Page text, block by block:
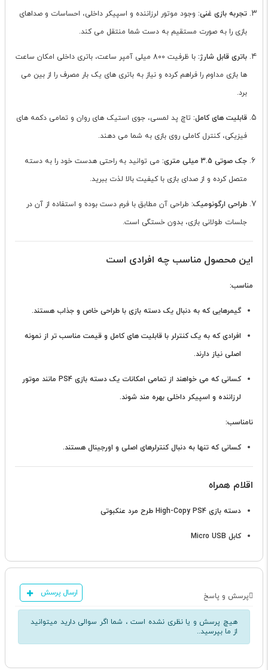
تجربه بازی غنی: وجود موتور لرزاننده و اسپیکر داخلی، احساسات و صداهای
بازی را به صورت مستقیم به دست شما منتقل می کند.
باتری قابل شارژ:
با ظرفیت 800 میلی آمپر ساعت، باتری داخلی امکان ساعت
ها بازی مداوم را فراهم کرده و نیاز به باتری های یک بار مصرف را از بین می
برد.
قابلیت های کامل: تاچ پد لمسی، جوی استیک های روان و تمامی دکمه های
فیزیکی، کنترل کاملی روی بازی به شما می دهند.
جک صوتی 3.5 میلی متری:
می توانید به راحتی هدست خود را به دسته
متصل کرده و از صدای بازی با کیفیت بالا لذت ببرید.
طراحی ارگونومیک: طراحی آن مطابق با فرم دست بوده و استفاده از آن در
جلسات طولانی بازی، بدون خستگی است.
این محصول مناسب چه افرادی است
مناسب:
گیمرهایی که به دنبال یک دسته بازی با طراحی خاص و جذاب هستند.
افرادی که به یک کنترلر با قابلیت های کامل و قیمت مناسب تر از نمونه
اصلی نیاز دارند.
کسانی که می خواهند از تمامی امکانات یک دسته بازی PS4 مانند موتور
لرزاننده و اسپیکر داخلی بهره مند شوند.
نامناسب:
کسانی که تنها به دنبال کنترلرهای اصلی و اورجینال هستند.
اقلام همراه
دسته بازی High-Copy PS4 طرح مرد عنکبوتی
کابل Micro USB
پرسش و پاسخ ارسال پرسش
هیچ پرسش و یا نظری نشده است ، شما اگر سوالی دارید میتوانید
از ما بپرسید..